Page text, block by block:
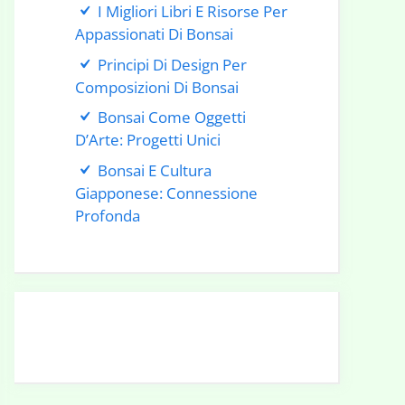
I Migliori Libri E Risorse Per
Appassionati Di Bonsai
Principi Di Design Per
Composizioni Di Bonsai
Bonsai Come Oggetti
D’Arte: Progetti Unici
Bonsai E Cultura
Giapponese: Connessione
Profonda